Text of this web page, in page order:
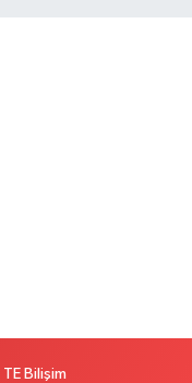
TE Bilişim